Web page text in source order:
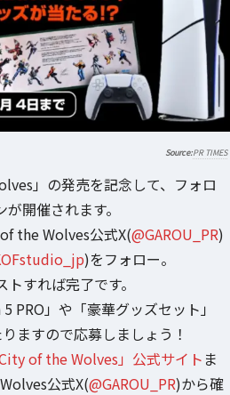
PR TIMES
」の発売を記念して、フォロ
開催されます。
the Wolves公式X(@GAROU_PR)
)をフォロー。
すれば完了です。
PRO」や「豪華グッズセット」
ますので応募しましょう！
City of the Wolves」公式サイト ま
公式X(@GAROU_PR)から確